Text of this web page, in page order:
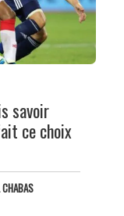
savoir
ce choix
CHABAS